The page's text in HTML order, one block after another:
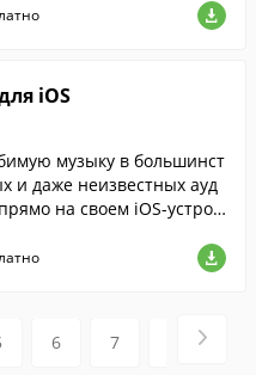
встроенным инстр
снимков и тайме
iOS
музыку в большинст
и даже неизвестных ауд
на своем iOS-устрой
тем оформления.
6 7